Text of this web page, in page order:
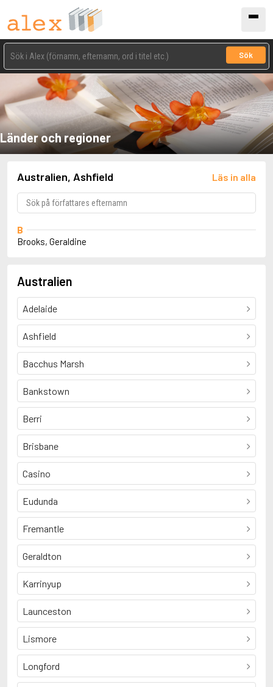
Sök
Länder och regioner
Australien, Ashfield Läs in alla
B
Brooks, Geraldine
Australien
Adelaide
Ashfield
Bacchus Marsh
Bankstown
Berri
Brisbane
Casino
Eudunda
Fremantle
Geraldton
Karrinyup
Launceston
Lismore
Longford